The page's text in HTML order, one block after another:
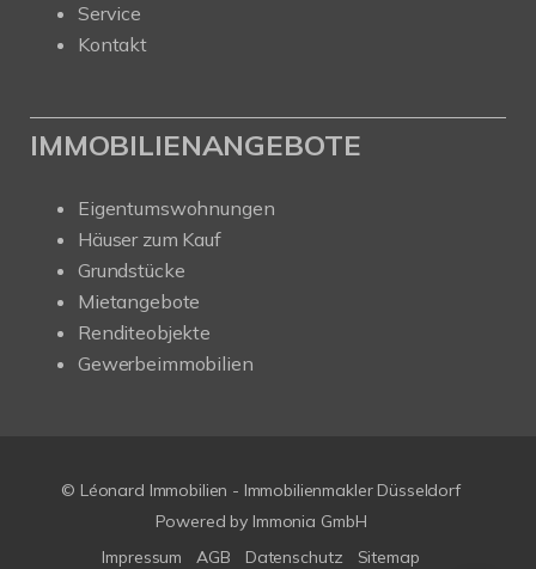
Service
Kontakt
IMMOBILIENANGEBOTE
Eigentumswohnungen
Häuser zum Kauf
Grundstücke
Mietangebote
Renditeobjekte
Gewerbeimmobilien
© Léonard Immobilien - Immobilienmakler Düsseldorf
Powered by Immonia GmbH
Impressum
AGB Datenschutz Sitemap